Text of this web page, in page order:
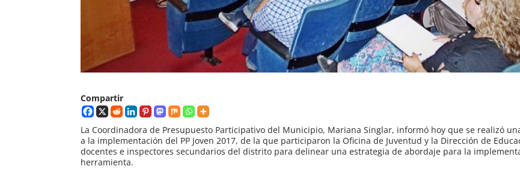
Compartir
La Coordinadora de Presupuesto Participativo del Municipio, Mariana Singlar, informó hoy que se realizó
a la implementación del PP Joven 2017, de la que participaron la Oficina de Juventud y la Dirección de
docentes e inspectores secundarios del distrito para delinear una estrategia de abordaje para la
herramienta.